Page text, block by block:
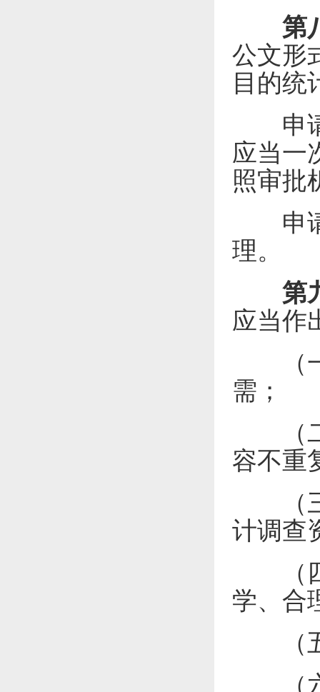
第
公文形
目的统
申请
应当一
照审批
申请
理。
第
应当作
（一
需；
（二
容不重
（三
计调查
（四
学、合
（五
（六